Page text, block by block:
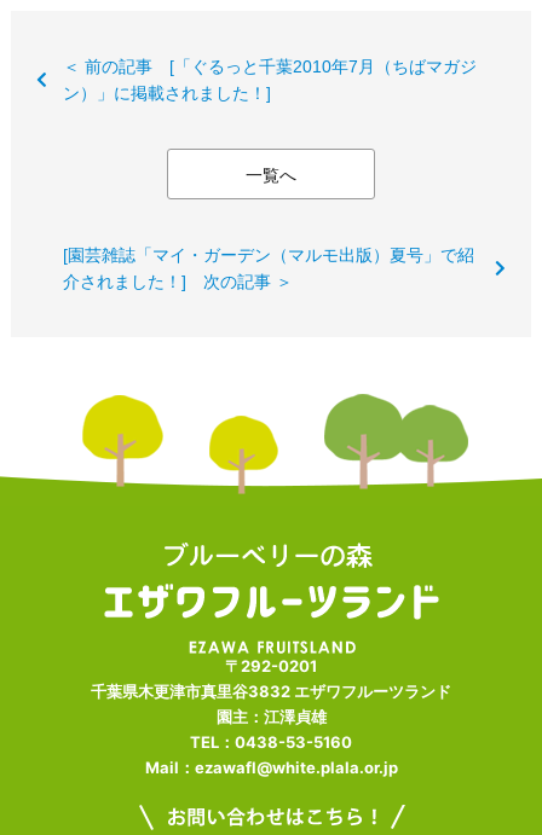
＜ 前の記事 [「ぐるっと千葉2010年7月（ちばマガジ
ン）」に掲載されました！]
一覧へ
[園芸雑誌「マイ・ガーデン（マルモ出版）夏号」で紹
介されました！] 次の記事 ＞
〒292-0201
千葉県木更津市真里谷3832 エザワフルーツランド
園主：江澤貞雄
TEL：0438-53-5160
Mail：ezawafl@white.plala.or.jp